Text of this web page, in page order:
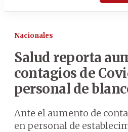
Nacionales
Salud reporta
contagios de
personal de
Ante el aumento de
en personal de